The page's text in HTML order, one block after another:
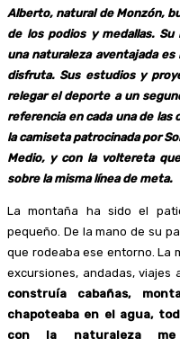
Alberto, natural de Monzón,
de los podios y medallas.
una naturaleza aventajada
disfruta. Sus estudios y
relegar el deporte a un
referencia en cada una de las
la camiseta patrocinada por
Medio, y con la voltereta
sobre la misma línea de meta.
La montaña ha sido el
pequeño. De la mano de su
que rodeaba ese entorno. La
excursiones, andadas, viajes
construía cabañas,
chapoteaba en el agua,
con la naturaleza